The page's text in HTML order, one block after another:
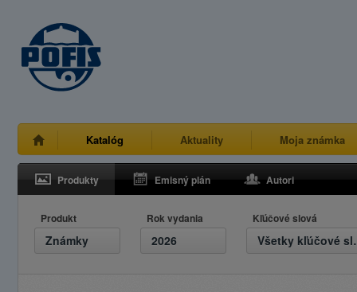
Katalóg Aktuality Moja známka
Produkty Emisný plán Autori
Produkt
Známky
Rok vydania
2026
Kľúčové slová